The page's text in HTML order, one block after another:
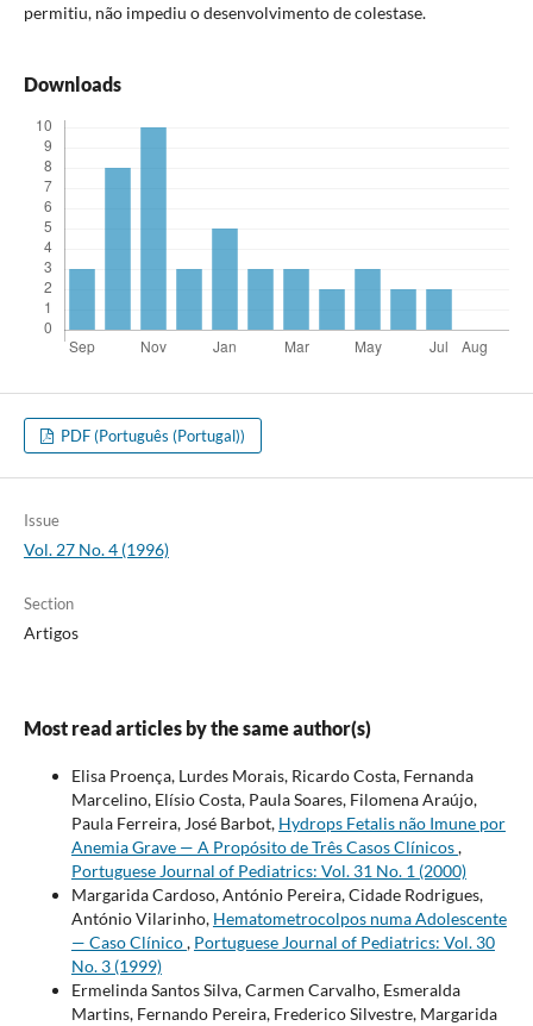
permitiu, não impediu o desenvolvimento de colestase.
Downloads
PDF (Português (Portugal))
Issue
Vol. 27 No. 4 (1996)
Section
Artigos
Most read articles by the same author(s)
Elisa Proença, Lurdes Morais, Ricardo Costa, Fernanda
Marcelino, Elísio Costa, Paula Soares, Filomena Araújo,
Paula Ferreira, José Barbot, Hydrops Fetalis não Imune por
Anemia Grave — A Propósito de Três Casos Clínicos,
Portuguese Journal of Pediatrics: Vol. 31 No. 1 (2000)
Margarida Cardoso, António Pereira, Cidade Rodrigues,
António Vilarinho, Hematometrocolpos numa Adolescente
— Caso Clínico, Portuguese Journal of Pediatrics: Vol. 30
No. 3 (1999)
Ermelinda Santos Silva, Carmen Carvalho, Esmeralda
Martins, Fernando Pereira, Frederico Silvestre, Margarida